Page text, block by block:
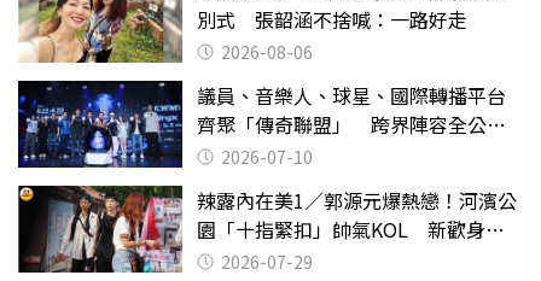
別式 張韶涵不捨喊：一路好走
2026-08-06
議員、音樂人、球星、國際轉播平台
齊聚「傳奇聯盟」 跨界陣容全公
開 劍指亞洲新傳奇聯賽
2026-07-10
辣露內在美1／郭源元爆熱戀！河濱公
園「十指緊扣」帥氣KOL 新歡身份
曝光2026-07-29